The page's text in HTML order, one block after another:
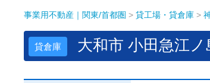
事業用不動産｜関東/首都圏 > 貸工場・貸倉庫 >
貸倉庫 大和市 小田急江